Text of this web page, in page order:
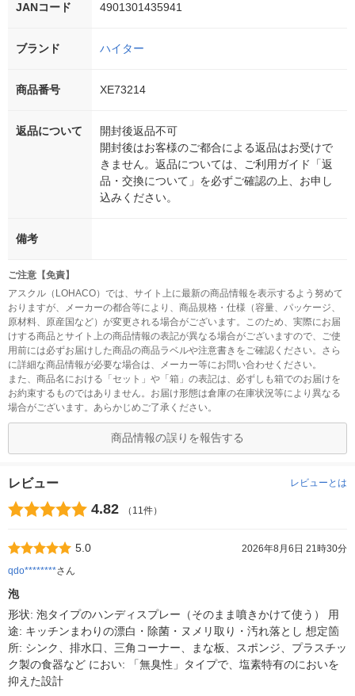
JANコード 4901301435941
ブランド ハイター
商品番号 XE73214
返品について
開封後返品不可
開封後はお客様のご都合による返品はお受けで
きません。返品については、ご利用ガイド「返
品・交換について」を必ずご確認の上、お申し
込みください。
備考
ご注意【免責】
アスクル（LOHACO）では、サイト上に最新の商品情報を表示するよう努めて
おりますが、メーカーの都合等により、商品規格・仕様（容量、パッケージ、
原材料、原産国など）が変更される場合がございます。このため、実際にお届
けする商品とサイト上の商品情報の表記が異なる場合がございますので、ご使
用前には必ずお届けした商品の商品ラベルや注意書きをご確認ください。さら
に詳細な商品情報が必要な場合は、メーカー等にお問い合わせください。
また、商品名における「セット」や「箱」の表記は、必ずしも箱でのお届けを
お約束するものではありません。お届け形態は倉庫の在庫状況等により異なる
場合がございます。あらかじめご了承ください。
商品情報の誤りを報告する
レビュー レビューとは
4.82 （11件）
5.0
2026年8月6日 21時30分
qdo********さん
泡
形状: 泡タイプのハンディスプレー（そのまま噴きかけて使う） 用
途: キッチンまわりの漂白・除菌・ヌメリ取り・汚れ落とし 想定箇
所: シンク、排水口、三角コーナー、まな板、スポンジ、プラスチッ
ク製の食器など におい: 「無臭性」タイプで、塩素特有のにおいを
抑えた設計